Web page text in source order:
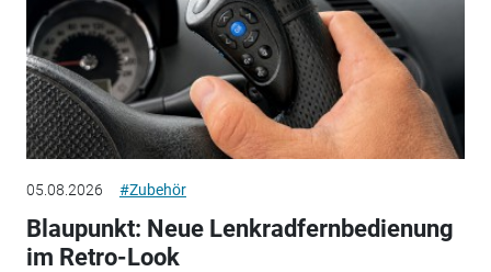
05.08.2026 #Zubehör
Blaupunkt: Neue Lenkradfernbedienung
im Retro-Look